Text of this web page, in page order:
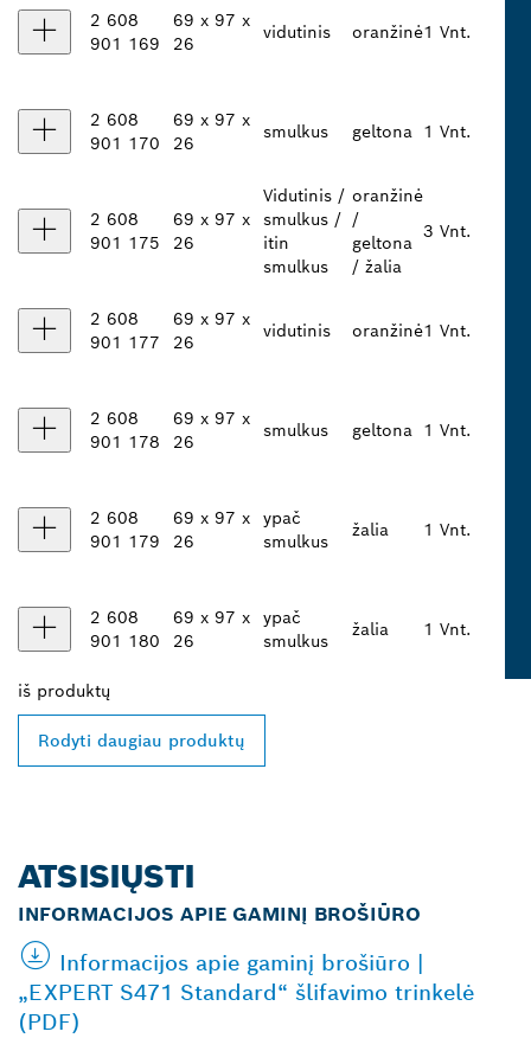
2 608
901 169
69 x 97 x
26
vidutinis oranžinė1 Vnt.
2 608
901 170
69 x 97 x
26
smulkus geltona 1 Vnt.
2 608
901 175
69 x 97 x
26
Vidutinis /
smulkus /
itin
smulkus
oranžinė
/
geltona
/ žalia
3 Vnt.
2 608
901 177
69 x 97 x
26
vidutinis oranžinė1 Vnt.
2 608
901 178
69 x 97 x
26
smulkus geltona 1 Vnt.
2 608
901 179
69 x 97 x
26
ypač
smulkus
žalia 1 Vnt.
2 608
901 180
69 x 97 x
26
ypač
smulkus
žalia 1 Vnt.
iš produktų
Rodyti daugiau produktų
ATSISIŲSTI
INFORMACIJOS APIE GAMINĮ BROŠIŪRO
Informacijos apie gaminį brošiūro |
„EXPERT S471 Standard“ šlifavimo trinkelė
(PDF)